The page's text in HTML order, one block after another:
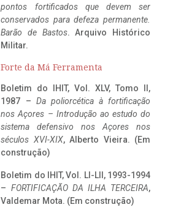
pontos fortificados que devem ser
conservados para defeza permanente.
Barão de Bastos. Arquivo Histórico
Militar.
Forte da Má Ferramenta
Boletim do IHIT, Vol. XLV, Tomo II,
1987 – Da poliorcética à fortificação
nos Açores – Introdução ao estudo do
sistema defensivo nos Açores nos
séculos XVI-XIX, Alberto Vieira. (Em
construção)
Boletim do IHIT, Vol. LI-LII, 1993-1994
– FORTIFICAÇÃO DA ILHA TERCEIRA,
Valdemar Mota. (Em construção)